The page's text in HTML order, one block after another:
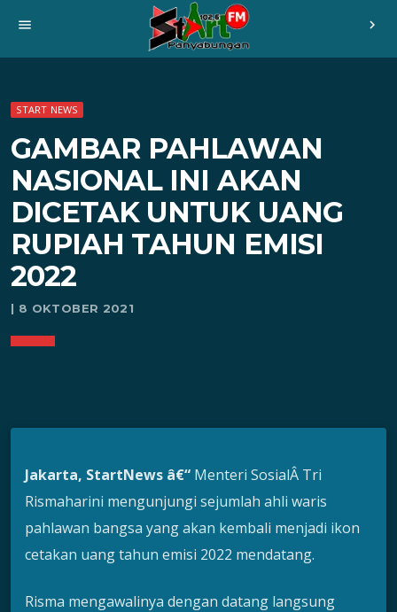
menu chevron_right
START NEWS
GAMBAR PAHLAWAN
NASIONAL INI AKAN
DICETAK UNTUK UANG
RUPIAH TAHUN EMISI
2022
| 8 OKTOBER 2021
Jakarta, StartNews â€“ Menteri SosialÂ Tri
Rismaharini mengunjungi sejumlah ahli waris
pahlawan bangsa yang akan kembali menjadi ikon
cetakan uang tahun emisi 2022 mendatang.
Risma mengawalinya dengan datang langsung